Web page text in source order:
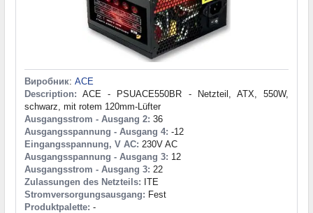
Виробник: ACE
Description: ACE - PSUACE550BR - Netzteil, ATX, 550W,
schwarz, mit rotem 120mm-Lüfter
Ausgangsstrom - Ausgang 2: 36
Ausgangsspannung - Ausgang 4: -12
Eingangsspannung, V AC: 230V AC
Ausgangsspannung - Ausgang 3: 12
Ausgangsstrom - Ausgang 3: 22
Zulassungen des Netzteils: ITE
Stromversorgungsausgang: Fest
Produktpalette: -